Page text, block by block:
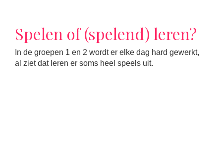
Spelen of (spelend) leren?
In de groepen 1 en 2 wordt er elke dag hard gewerkt,
al ziet dat leren er soms heel speels uit.